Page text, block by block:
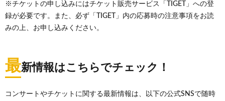
※チケットの申し込みにはチケット販売サービス「TIGET」への登
録が必要です。また、必ず「TIGET」内の応募時の注意事項をお読
みの上、お申し込みください。
最新情報はこちらでチェック！
コンサートやチケットに関する最新情報は、以下の公式SNSで随時